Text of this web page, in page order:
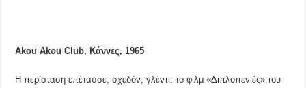
Akou Akou Club, Κάννες, 1965
Η περίσταση επέτασσε, σχεδόν, γλέντι: το φιλμ «Διπλοπενιές» του